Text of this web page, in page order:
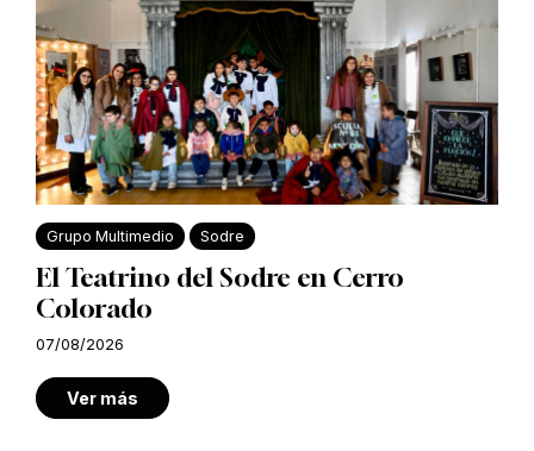
Grupo Multimedio Sodre
El Teatrino del Sodre en Cerro
Colorado
07/08/2026
Ver más